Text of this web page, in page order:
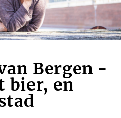
Bergen -
bier, en